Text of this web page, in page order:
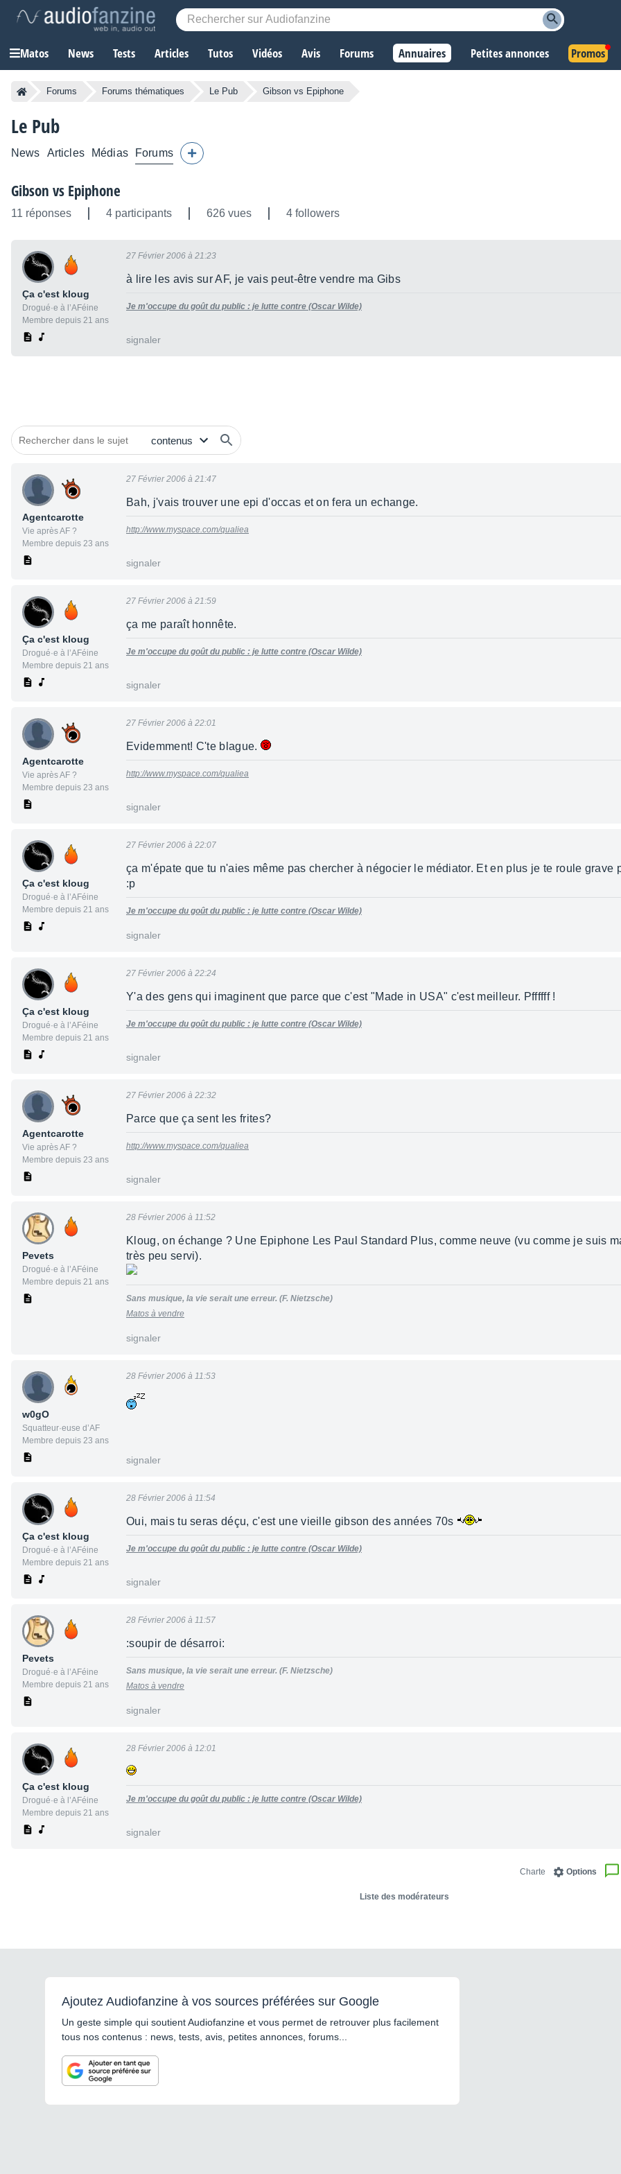
Matos News Tests Articles Tutos Vidéos Avis Forums Annuaires Petites annonces Promos
Forums Forums thématiques Le Pub Gibson vs Epiphone
Le Pub
News Articles Médias Forums
Gibson vs Epiphone
11 réponses 4 participants 626 vues 4 followers
Ça c'est kloug
Drogué·e à l’AFéine
Membre depuis 21 ans
27 Février 2006 à 21:23
à lire les avis sur AF, je vais peut-être vendre ma Gibs
Je m'occupe du goût du public : je lutte contre (Oscar Wilde)
signaler
Agentcarotte
Vie après AF ?
Membre depuis 23 ans
27 Février 2006 à 21:47
Bah, j'vais trouver une epi d'occas et on fera un echange.
http://www.myspace.com/qualiea
signaler
Ça c'est kloug
Drogué·e à l’AFéine
Membre depuis 21 ans
27 Février 2006 à 21:59
ça me paraît honnête.
Je m'occupe du goût du public : je lutte contre (Oscar Wilde)
signaler
Agentcarotte
Vie après AF ?
Membre depuis 23 ans
27 Février 2006 à 22:01
Evidemment! C'te blague.
http://www.myspace.com/qualiea
signaler
Ça c'est kloug
Drogué·e à l’AFéine
Membre depuis 21 ans
27 Février 2006 à 22:07
ça m'épate que tu n'aies même pas chercher à négocier le médiator. Et en plus je te roule grave
:p
Je m'occupe du goût du public : je lutte contre (Oscar Wilde)
signaler
Ça c'est kloug
Drogué·e à l’AFéine
Membre depuis 21 ans
27 Février 2006 à 22:24
Y'a des gens qui imaginent que parce que c'est "Made in USA" c'est meilleur. Pffffff !
Je m'occupe du goût du public : je lutte contre (Oscar Wilde)
signaler
Agentcarotte
Vie après AF ?
Membre depuis 23 ans
27 Février 2006 à 22:32
Parce que ça sent les frites?
http://www.myspace.com/qualiea
signaler
Pevets
Drogué·e à l’AFéine
Membre depuis 21 ans
28 Février 2006 à 11:52
Kloug, on échange ? Une Epiphone Les Paul Standard Plus, comme neuve (vu comme je suis
très peu servi).
Sans musique, la vie serait une erreur. (F. Nietzsche)
Matos à vendre
signaler
w0gO
Squatteur·euse d’AF
Membre depuis 23 ans
28 Février 2006 à 11:53
signaler
Ça c'est kloug
Drogué·e à l’AFéine
Membre depuis 21 ans
28 Février 2006 à 11:54
Oui, mais tu seras déçu, c'est une vieille gibson des années 70s
Je m'occupe du goût du public : je lutte contre (Oscar Wilde)
signaler
Pevets
Drogué·e à l’AFéine
Membre depuis 21 ans
28 Février 2006 à 11:57
:soupir de désarroi:
Sans musique, la vie serait une erreur. (F. Nietzsche)
Matos à vendre
signaler
Ça c'est kloug
Drogué·e à l’AFéine
Membre depuis 21 ans
28 Février 2006 à 12:01
Je m'occupe du goût du public : je lutte contre (Oscar Wilde)
signaler
Options
Charte
Liste des modérateurs
Ajoutez Audiofanzine à vos sources préférées sur Google
Un geste simple qui soutient Audiofanzine et vous permet de retrouver plus facilement
tous nos contenus : news, tests, avis, petites annonces, forums...